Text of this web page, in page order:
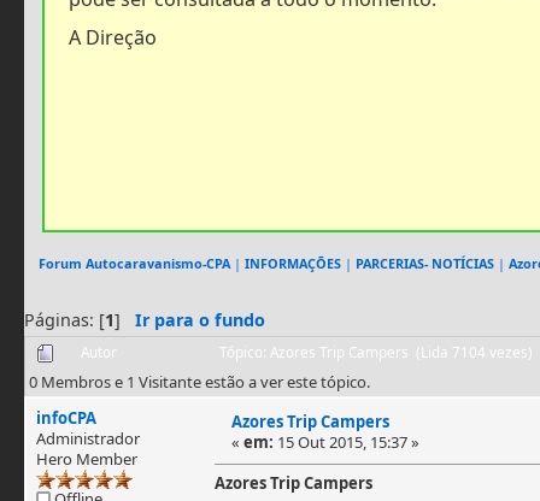
A Direção
Forum Autocaravanismo-CPA| INFORMAÇÕES| PARCERIAS- NOTÍCIAS|
Páginas: [1] Ir para o fundo
Autor Tópico: Azores Trip Campers (Lida 7104 vezes)
0 Membros e 1 Visitante estão a ver este tópico.
infoCPA
Administrador
Hero Member
Azores Trip Campers
« em: 15 Out 2015, 15:37 »
Azores Trip Campers